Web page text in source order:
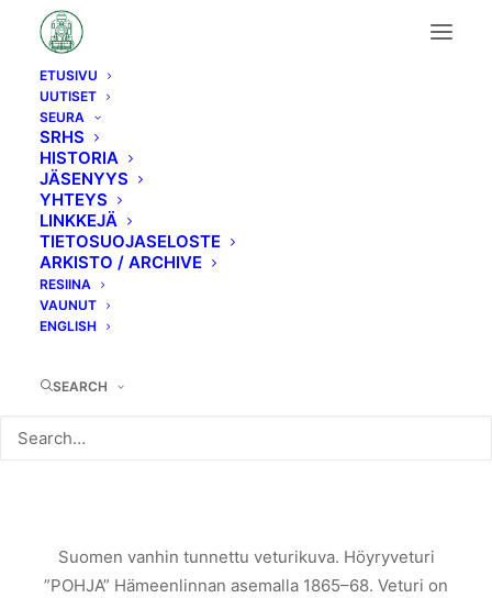
ETUSIVU
UUTISET
SEURA
SRHS
HISTORIA
JÄSENYYS
YHTEYS
LINKKEJÄ
TIETOSUOJASELOSTE
ARKISTO / ARCHIVE
RESIINA
VAUNUT
ENGLISH
SEARCH
Suomen vanhin tunnettu veturikuva. Höyryveturi
”POHJA” Hämeenlinnan asemalla 1865–68. Veturi on